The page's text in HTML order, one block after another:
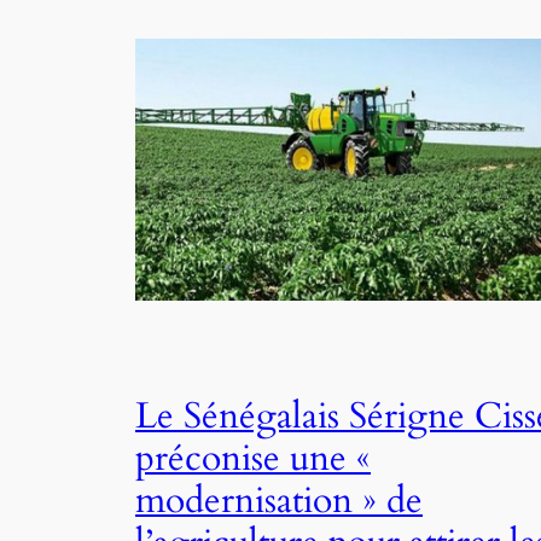
Le Sénégalais Sérigne
préconise une «
modernisation » de